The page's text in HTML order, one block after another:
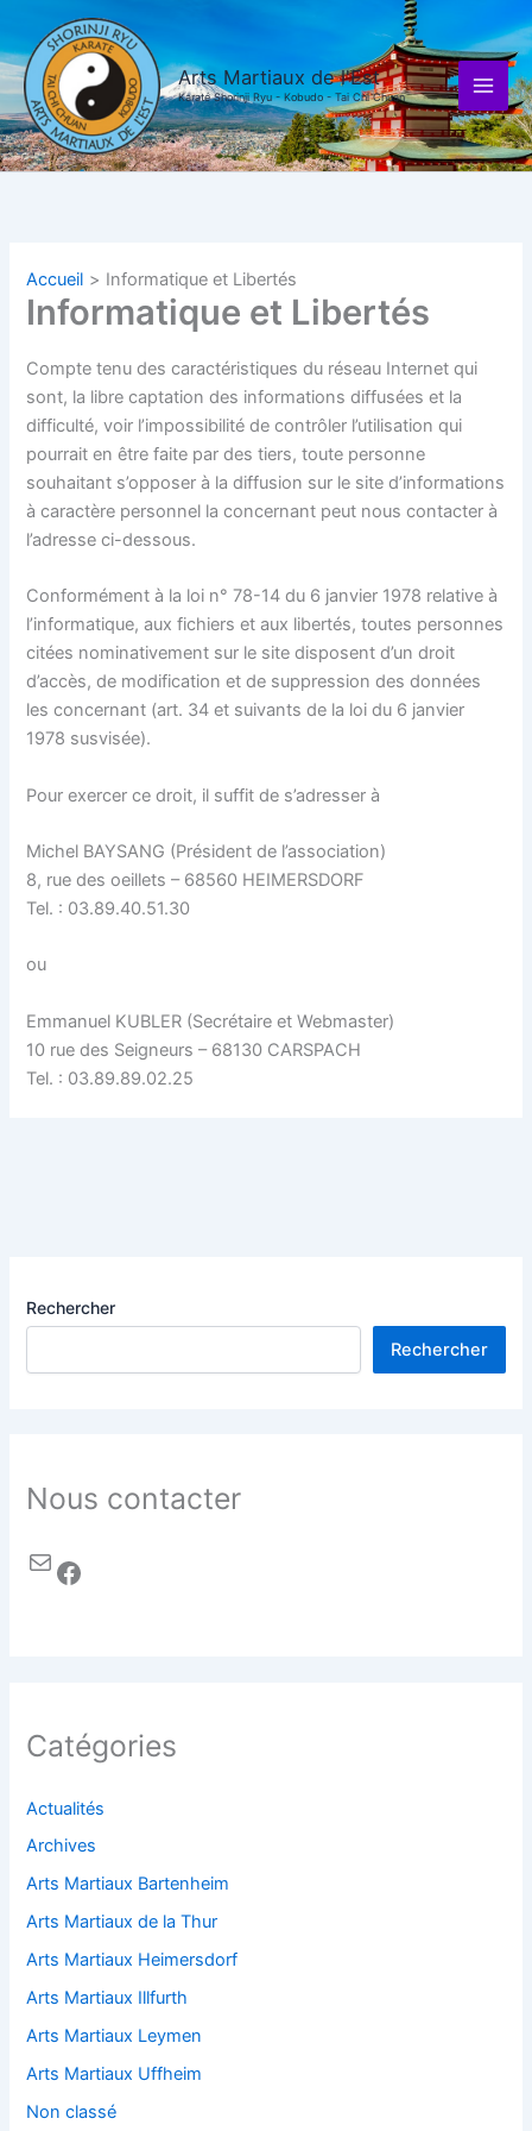
contenu
Arts Martiaux de l'Est
Karaté Shorinji Ryu - Kobudo - Tai Chi Chuan
Accueil Informatique et Libertés
Informatique et Libertés
Compte tenu des caractéristiques du réseau Internet qui
sont, la libre captation des informations diffusées et la
difficulté, voir l’impossibilité de contrôler l’utilisation qui
pourrait en être faite par des tiers, toute personne
souhaitant s’opposer à la diffusion sur le site d’informations
à caractère personnel la concernant peut nous contacter à
l’adresse ci-dessous.
Conformément à la loi n° 78-14 du 6 janvier 1978 relative à
l’informatique, aux fichiers et aux libertés, toutes personnes
citées nominativement sur le site disposent d’un droit
d’accès, de modification et de suppression des données
les concernant (art. 34 et suivants de la loi du 6 janvier
1978 susvisée).
Pour exercer ce droit, il suffit de s’adresser à
Michel BAYSANG (Président de l’association)
8, rue des oeillets – 68560 HEIMERSDORF
Tel. : 03.89.40.51.30
ou
Emmanuel KUBLER (Secrétaire et Webmaster)
10 rue des Seigneurs – 68130 CARSPACH
Tel. : 03.89.89.02.25
Rechercher
Rechercher
Nous contacter
Catégories
Actualités
Archives
Arts Martiaux Bartenheim
Arts Martiaux de la Thur
Arts Martiaux Heimersdorf
Arts Martiaux Illfurth
Arts Martiaux Leymen
Arts Martiaux Uffheim
Non classé